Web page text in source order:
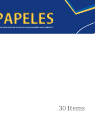
30 Items